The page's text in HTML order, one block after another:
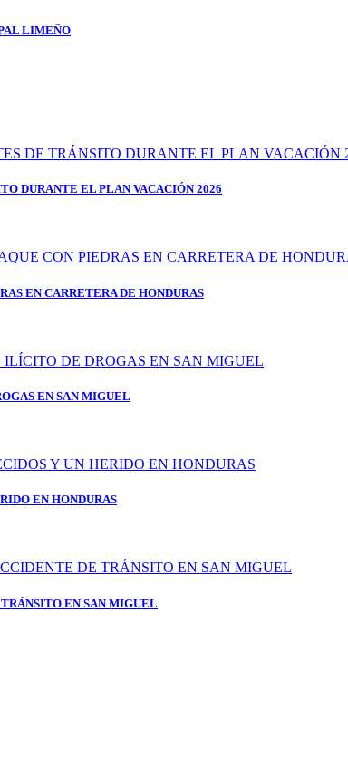
LIMEÑO
DURANTE EL PLAN VACACIÓN 2026
EN CARRETERA DE HONDURAS
EN SAN MIGUEL
EN HONDURAS
EN SAN MIGUEL